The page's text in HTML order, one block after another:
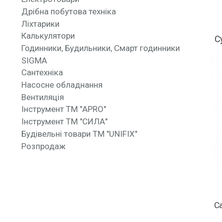
Дрібна побутова техніка
Ліхтарики
Калькулятори
Годинники, Будильники, Смарт годинники
SIGMA
Сантехніка
Насосне обладнання
Вентиляція
Інструмент ТМ "APRO"
Інструмент ТМ "СИЛА"
Будівельні товари ТМ "UNIFIX"
Розпродаж